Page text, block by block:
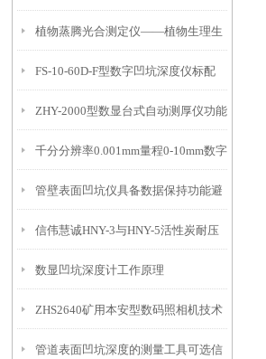
便携式检测工具
植物蒸腾光合测定仪——植物生理生
态的实时监测设备
FS-10-60D-F型数字凹坑深度仪标配
IP54级表头分辨率0.01mm量程
10mm！
ZHY-2000型数显台式自动测厚仪功能
特点
千分分辨率0.001mm量程0-10mm数字
埋头度仪技术参数！
管壁表面凹坑仪具备数据保持功能避
免测试过程中测针移动导致数据变动
信伟慧诚HNY-3与HNY-5活性炭耐压
强度测定仪技术参数！
数显凹坑深度计工作原理
ZHS2640矿用本安型数码照相机技术
参数！
管道表面凹坑深度的测量工具可选信